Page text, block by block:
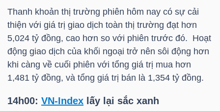
Thanh khoản thị trường phiên hôm nay có sự cải
thiện với giá trị giao dịch toàn thị trường đạt hơn
5,024 tỷ đồng, cao hơn so với phiên trước đó. Hoạt
động giao dịch của khối ngoại trở nên sôi động hơn
khi càng về cuối phiên với tổng giá trị mua hơn
1,481 tỷ đồng, và tổng giá trị bán là 1,354 tỷ đồng.
14h00: VN-Index lấy lại sắc xanh
THẾ
GIỚI
ĐÔNG